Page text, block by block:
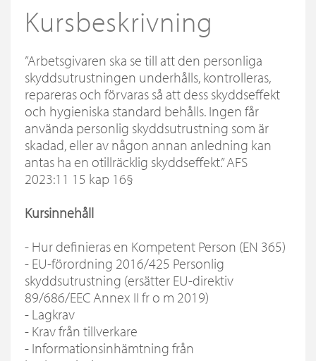
Kursbeskrivning
”Arbetsgivaren ska se till att den personliga
skyddsutrustningen underhålls, kontrolleras,
repareras och förvaras så att dess skyddseffekt
och hygieniska standard behålls. Ingen får
använda personlig skyddsutrustning som är
skadad, eller av någon annan anledning kan
antas ha en otillräcklig skyddseffekt.” AFS
2023:11 15 kap 16§
Kursinnehåll
- Hur definieras en Kompetent Person (EN 365)
- EU-förordning 2016/425 Personlig
skyddsutrustning (ersätter EU-direktiv
89/686/EEC Annex II fr o m 2019)
- Lagkrav
- Krav från tillverkare
- Informationsinhämtning från